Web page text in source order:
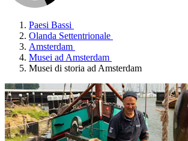
Paesi Bassi
Olanda Settentrionale
Amsterdam
Musei ad Amsterdam
Musei di storia ad Amsterdam